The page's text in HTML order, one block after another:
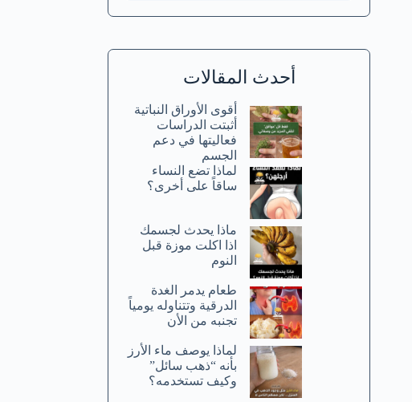
أحدث المقالات
أقوى الأوراق النباتية
أثبتت الدراسات
فعاليتها في دعم
الجسم
لماذا تضع النساء
ساقاً على أخرى؟
ماذا يحدث لجسمك
اذا اكلت موزة قبل
النوم
طعام يدمر الغدة
الدرقية وتتناوله يومياً
تجنبه من الأن
لماذا يوصف ماء الأرز
بأنه “ذهب سائل”
وكيف تستخدمه؟